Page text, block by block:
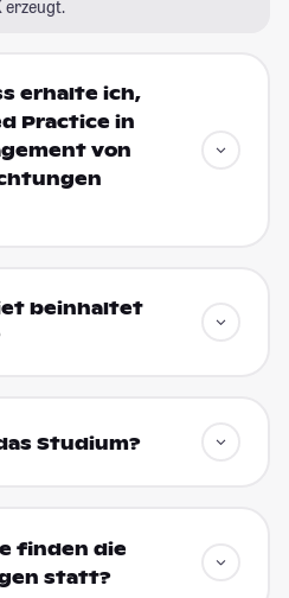
erzeugt.
erhalte ich,
Practice in
von
beinhaltet
Studium?
finden die
statt?